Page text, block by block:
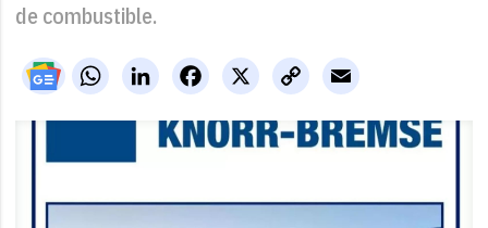
de combustible.
WhatsAppLinkedIn X
Facebook
Copy
Link
Email